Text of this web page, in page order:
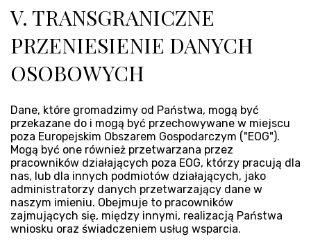
V. TRANSGRANICZNE
PRZENIESIENIE DANYCH
OSOBOWYCH
Dane, które gromadzimy od Państwa, mogą być
przekazane do i mogą być przechowywane w miejscu
poza Europejskim Obszarem Gospodarczym ("EOG").
Mogą być one również przetwarzana przez
pracowników działających poza EOG, którzy pracują dla
nas, lub dla innych podmiotów działających, jako
administratorzy danych przetwarzający dane w
naszym imieniu. Obejmuje to pracowników
zajmujących się, między innymi, realizacją Państwa
wniosku oraz świadczeniem usług wsparcia.